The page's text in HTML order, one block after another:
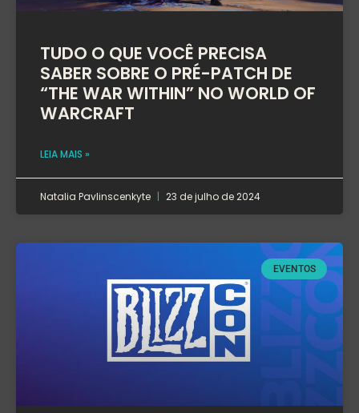
TUDO O QUE VOCÊ PRECISA
SABER SOBRE O PRÉ-PATCH DE
“THE WAR WITHIN” NO WORLD OF
WARCRAFT
LEIA MAIS »
Natalia Pavlinscenkyte 23 de julho de 2024
EVENTOS